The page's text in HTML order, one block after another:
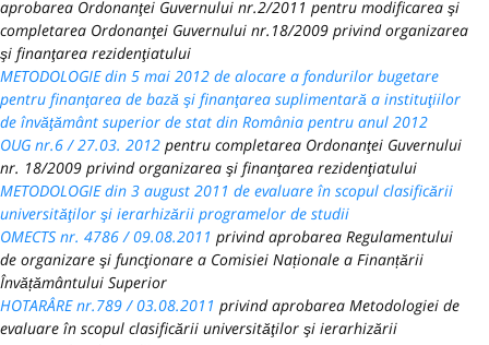
aprobarea Ordonanţei Guvernului nr.2/2011 pentru modificarea şi
completarea Ordonanţei Guvernului nr.18/2009 privind organizarea
şi finanţarea rezidenţiatului
METODOLOGIE din 5 mai 2012 de alocare a fondurilor bugetare
pentru finanţarea de bază şi finanţarea suplimentară a instituţiilor
de învăţământ superior de stat din România pentru anul 2012
OUG nr.6 / 27.03. 2012 pentru completarea Ordonanţei Guvernului
nr. 18/2009 privind organizarea şi finanţarea rezidenţiatului
METODOLOGIE din 3 august 2011 de evaluare în scopul clasificării
universităţilor şi ierarhizării programelor de studii
OMECTS nr. 4786 / 09.08.2011 privind aprobarea Regulamentului
de organizare şi funcţionare a Comisiei Naționale a Finanțării
Învățământului Superior
HOTARÂRE nr.789 / 03.08.2011 privind aprobarea Metodologiei de
evaluare în scopul clasificării universităţilor şi ierarhizării